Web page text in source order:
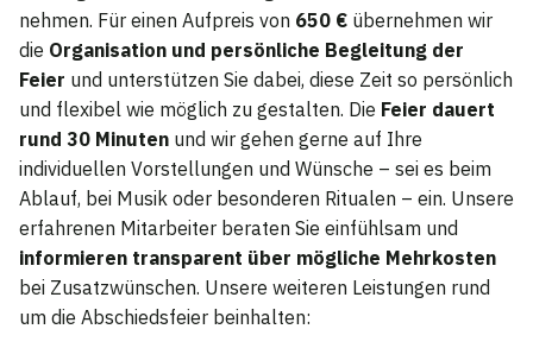
nehmen. Für einen Aufpreis von 650 € übernehmen wir
die Organisation und persönliche Begleitung der
Feier und unterstützen Sie dabei, diese Zeit so persönlich
und flexibel wie möglich zu gestalten. Die Feier dauert
rund 30 Minuten und wir gehen gerne auf Ihre
individuellen Vorstellungen und Wünsche – sei es beim
Ablauf, bei Musik oder besonderen Ritualen – ein. Unsere
erfahrenen Mitarbeiter beraten Sie einfühlsam und
informieren transparent über mögliche Mehrkosten
bei Zusatzwünschen. Unsere weiteren Leistungen rund
um die Abschiedsfeier beinhalten: